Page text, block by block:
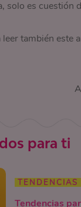
solo es cuestión
también este
para ti
TENDENCIAS
Tendencias